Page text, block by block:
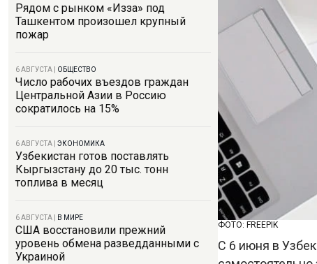
Рядом с рынком «Изза» под
Ташкентом произошел крупный
пожар
6 АВГУСТА ОБЩЕСТВО
Число рабочих въездов граждан
Центральной Азии в Россию
сократилось на 15%
6 АВГУСТА ЭКОНОМИКА
Узбекистан готов поставлять
Кыргызстану до 20 тыс. тонн
топлива в месяц
6 АВГУСТА В МИРЕ
США восстановили прежний
уровень обмена разведданными с
Украиной
ФОТО: FREEPIK
С 6 июня в